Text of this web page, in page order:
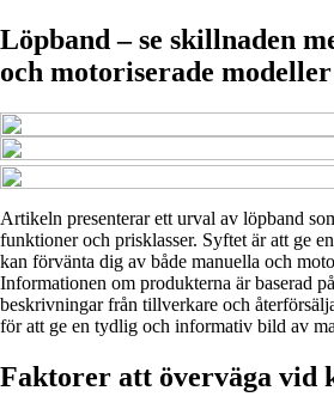
Löpband – se skillnaden
och motoriserade modeller
Artikeln presenterar ett urval av löpband
funktioner och prisklasser. Syftet är att ge
kan förvänta dig av både manuella och
Informationen om produkterna är baserad
beskrivningar från tillverkare och
för att ge en tydlig och informativ bild av
Faktorer att överväga vid